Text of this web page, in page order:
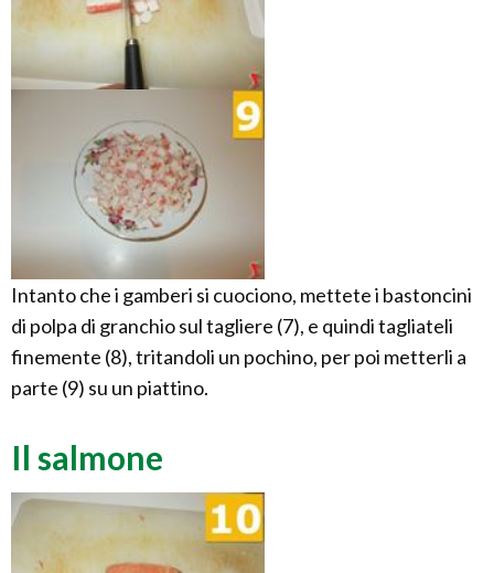
Intanto che i gamberi si cuociono, mettete i bastoncini
di polpa di granchio sul tagliere (7), e quindi tagliateli
finemente (8), tritandoli un pochino, per poi metterli a
parte (9) su un piattino.
Il salmone